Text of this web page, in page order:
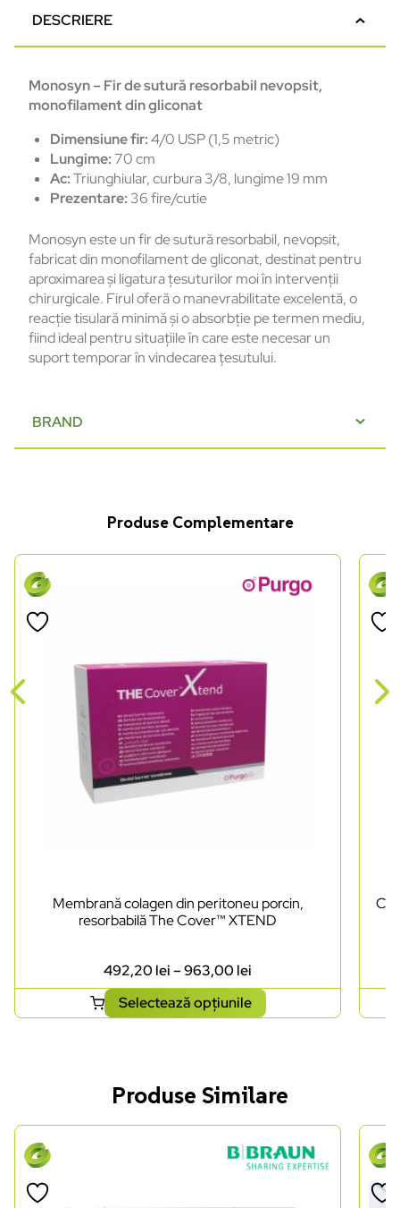
DESCRIERE
Monosyn – Fir de sutură resorbabil nevopsit,
monofilament din gliconat
Dimensiune fir:4/0 USP (1,5 metric)
Lungime: 70 cm
Ac:Triunghiular, curbura 3/8, lungime 19 mm
Prezentare: 36 fire/cutie
Monosyn este un fir de sutură resorbabil, nevopsit,
fabricat din monofilament de gliconat, destinat pentru
aproximarea și ligatura țesuturilor moi în intervenții
chirurgicale. Firul oferă o manevrabilitate excelentă, o
reacție tisulară minimă și o absorbție pe termen mediu,
fiind ideal pentru situațiile în care este necesar un
suport temporar în vindecarea țesutului.
BRAND
Produse Complementare
Membrană colagen din peritoneu porcin,
resorbabilă The Cover™ XTEND
492,20 lei–963,00 lei
Selectează opțiunile
Produse Similare